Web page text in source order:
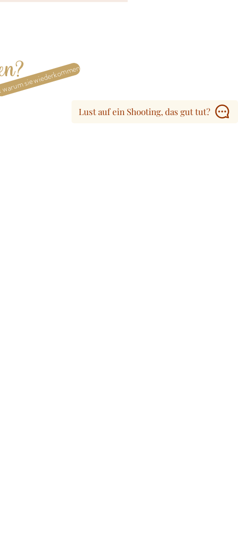
Lust auf ein Shooting, das gut tut?
sie wiederkommen